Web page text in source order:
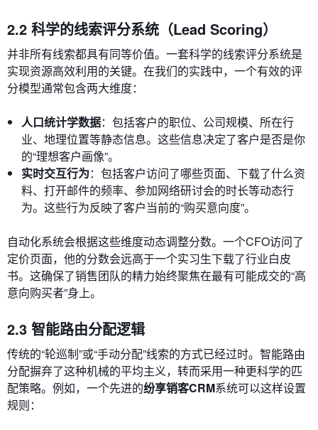
2.2 科学的线索评分系统（Lead Scoring）
并非所有线索都具有同等价值。一套科学的线索评分系统是
实现资源高效利用的关键。在我们的实践中，一个有效的评
分模型通常包含两大维度：
人口统计学数据：包括客户的职位、公司规模、所在行
业、地理位置等静态信息。这些信息决定了客户是否是你
的“理想客户画像”。
实时交互行为：包括客户访问了哪些页面、下载了什么资
料、打开邮件的频率、参加网络研讨会的时长等动态行
为。这些行为反映了客户当前的“购买意向度”。
自动化系统会根据这些维度动态调整分数。一个CFO访问了
定价页面，他的分数会远高于一个实习生下载了行业白皮
书。这确保了销售团队的精力始终聚焦在最有可能成交的“高
意向购买者”身上。
2.3 智能路由分配逻辑
传统的“轮巡制”或“手动分配”线索的方式已经过时。智能路由
分配摒弃了这种机械的平均主义，转而采用一种更科学的匹
配策略。例如，一个先进的纷享销客CRM系统可以这样设置
规则：